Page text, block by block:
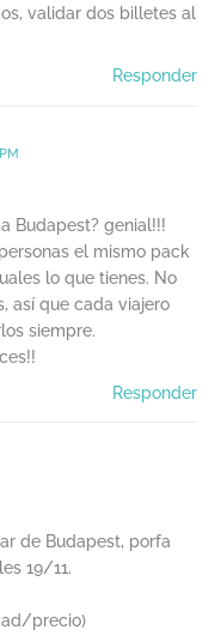
validar dos billetes al
Responder
Budapest? genial!!!
el mismo pack
lo que tienes. No
así que cada viajero
siempre.
Responder
de Budapest, porfa
19/11.
precio)